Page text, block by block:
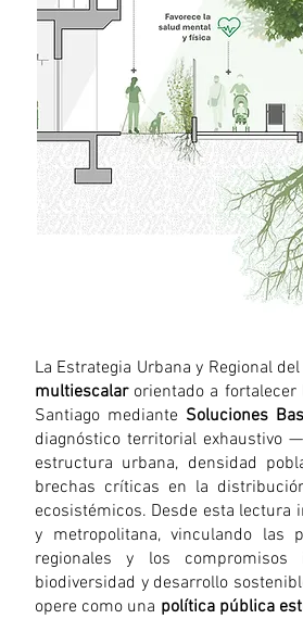
La Estrategia Urbana y Regional
multiescalarorientado a fortalecer
Santiago mediante Soluciones
diagnóstico territorial exhaustivo
estructura urbana, densidad
brechas críticas en la
ecosistémicos. Desde esta lectura
y metropolitana, vinculando las
regionales y los
biodiversidad y desarrollo
opere como una política pública